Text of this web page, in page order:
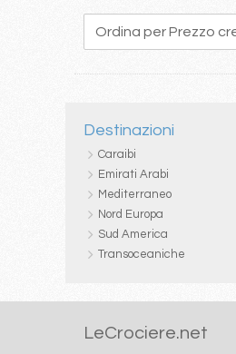
193 194 195
Destinazioni
Caraibi
Emirati Arabi
Mediterraneo
Nord Europa
Sud America
Transoceaniche
LeCrociere.net